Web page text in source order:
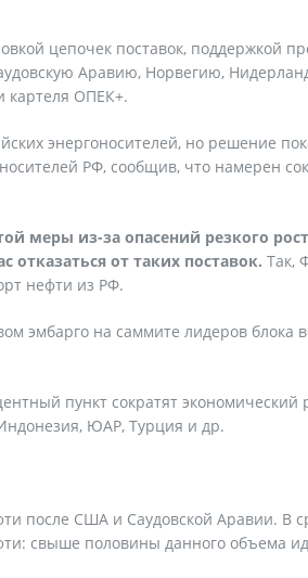
цепочек поставок, поддержкой
Аравию, Норвегию,
картеля ОПЕК+.
энергоносителей, но решение
РФ, сообщив, что намерен
меры из-за опасений резкого
отказаться от таких поставок. Так,
нефти из РФ.
эмбарго на саммите лидеров блока
пункт сократят экономический
ЮАР, Турция и др.
после США и Саудовской Аравии. В
свыше половины данного объема